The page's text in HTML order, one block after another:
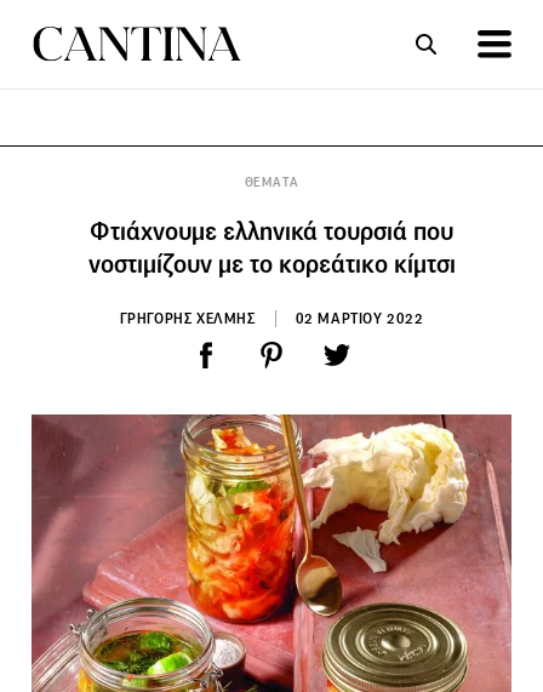
ΘΕΜΑΤΑ
Φτιάχνουμε ελληνικά τουρσιά που
νοστιμίζουν με το κορεάτικο κίμτσι
ΓΡΗΓΟΡΗΣ ΧΕΛΜΗΣ 02 ΜΑΡΤΙΟΥ 2022